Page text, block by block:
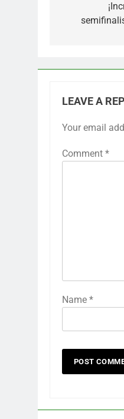
LEAVE A
Your email
Comment *
Name *